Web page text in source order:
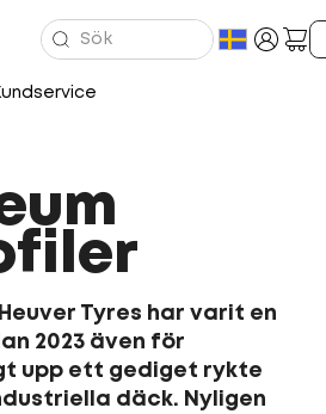
Tyres har varit en
2023 även för
upp ett gediget rykte
däck. Nyligen